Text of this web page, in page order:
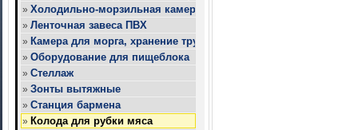
» Холодильно-морзильная камера
» Ленточная завеса ПВХ
» Камера для морга, хранение трупов
» Оборудование для пищеблока
» Стеллаж
» Зонты вытяжные
» Станция бармена
» Колода для рубки мяса